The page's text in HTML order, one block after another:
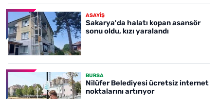
ASAYİŞ
Sakarya'da halatı kopan asansör
sonu oldu, kızı yaralandı
BURSA
Nilüfer Belediyesi ücretsiz internet
noktalarını artırıyor